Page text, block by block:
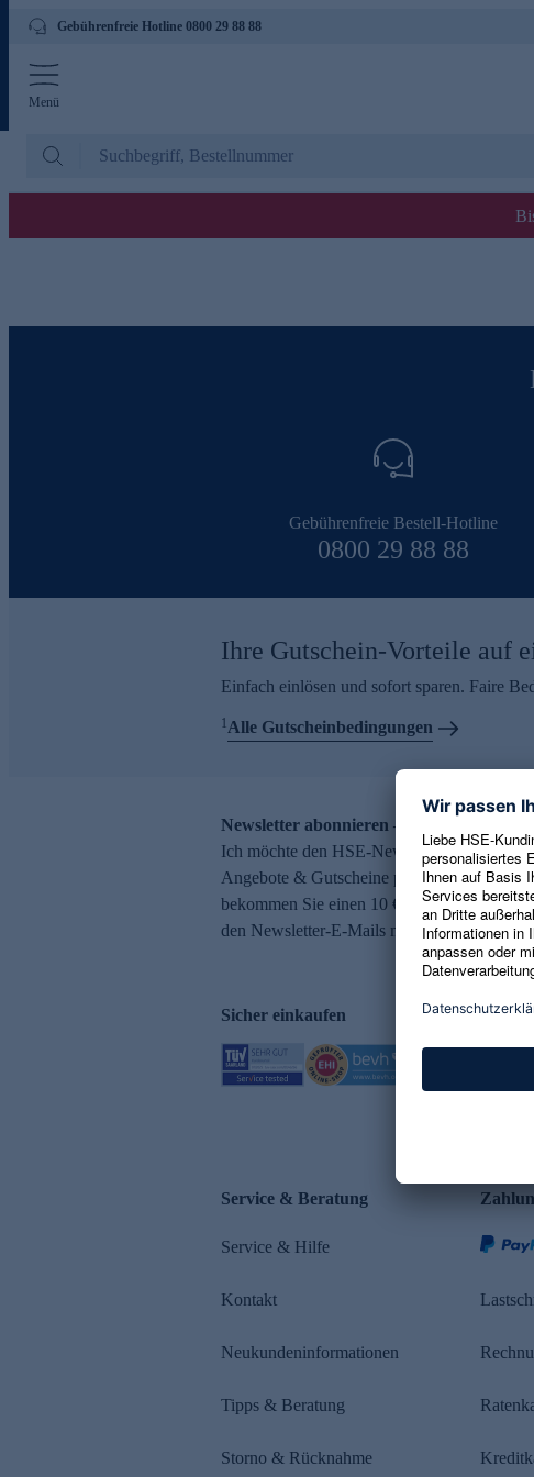
Gebührenfreie Hotline 0800 29 88 88
Menü
Gebührenfreie Bestell-Hotline
0800 29 88 88
Ihre Gutschein-Vorteile auf
Einfach einlösen und sofort sparen. Faire
1Alle Gutscheinbedingungen
Newsletter abonnieren – 10 € Gutschein
Ich möchte den HSE-Newsletter abonnieren
Angebote & Gutscheine per E-Mail
bekommen Sie einen 10 € Gutschein. Eine
den Newsletter-E-Mails möglich.
Sicher einkaufen
Service & Beratung
Service & Hilfe
Kontakt
Neukundeninformationen
Tipps & Beratung
Storno & Rücknahme